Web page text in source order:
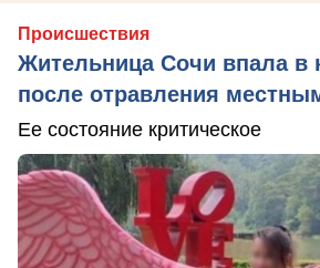
Происшествия
Жительница Сочи впала в
после отравления
Ее состояние критическое